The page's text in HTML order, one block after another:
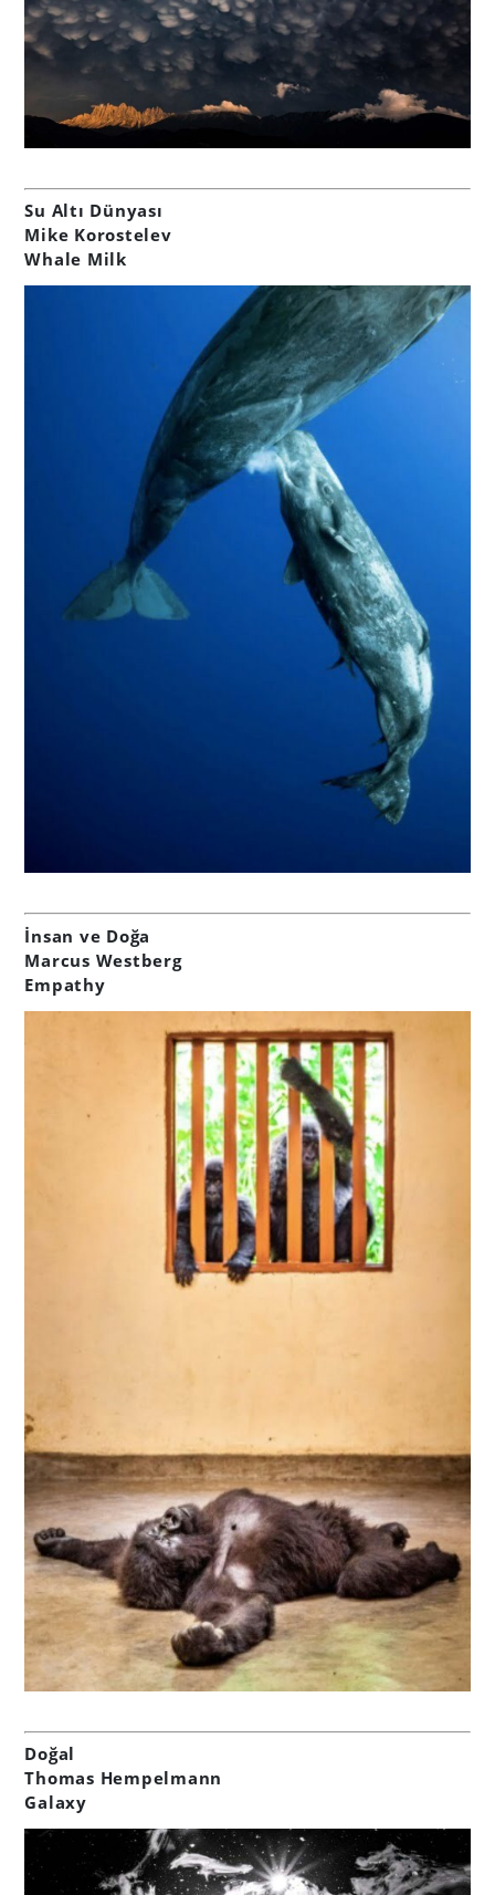
Su Altı Dünyası
Mike Korostelev
Whale Milk
İnsan ve Doğa
Marcus Westberg
Empathy
Doğal
Thomas Hempelmann
Galaxy